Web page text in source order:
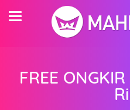
FREE